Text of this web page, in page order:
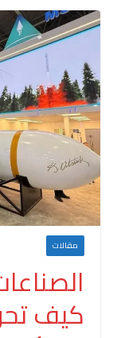
مقالات
كيف